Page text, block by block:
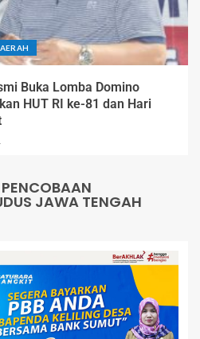
Buka Lomba Domino
HUT RI ke-81 dan Hari
JAWA TENGAH